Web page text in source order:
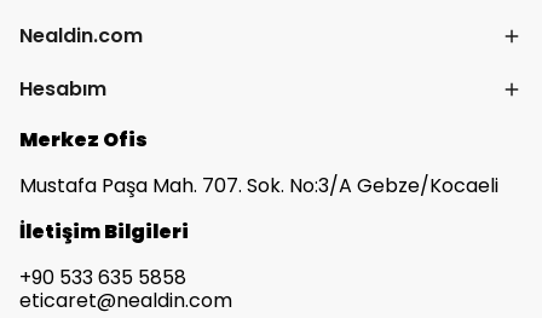
Nealdin.com
Hesabım
Merkez Ofis
Mustafa Paşa Mah. 707. Sok. No:3/A Gebze/Kocaeli
İletişim Bilgileri
+90 533 635 5858
eticaret@nealdin.com